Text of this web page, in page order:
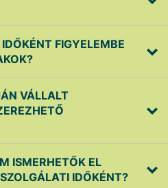
FIGYELEMBE
VÁLLALT
ISMERHETŐK EL
IDŐKÉNT?